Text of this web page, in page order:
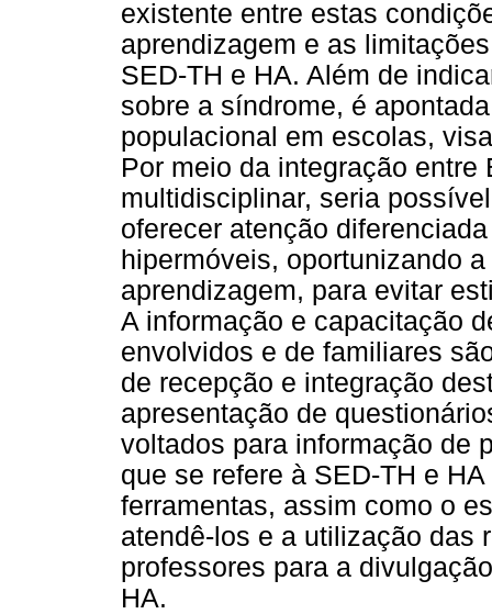
existente entre estas
aprendizagem e as
SED-TH e HA. Além de
sobre a síndrome, é
populacional em escolas,
Por meio da integração
multidisciplinar, seria
oferecer atenção
hipermóveis, oportunizando
aprendizagem, para evitar
A informação e capacitação
envolvidos e de familiares
de recepção e integração
apresentação de
voltados para informação de
que se refere à SED-TH e
ferramentas, assim como o
atendê-los e a utilização das
professores para a
HA.